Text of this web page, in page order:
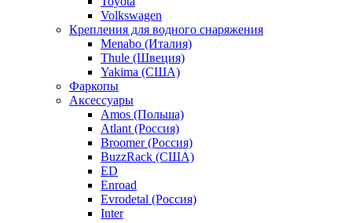
Volkswagen
Крепления для водного снаряжения
Menabo (Италия)
Thule (Швеция)
Yakima (США)
Фаркопы
Аксессуары
Amos (Польша)
Atlant (Россия)
Broomer (Россия)
BuzzRack (США)
ED
Enroad
Evrodetal (Россия)
Inter